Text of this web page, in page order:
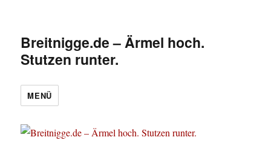
Breitnigge.de – Ärmel hoch.
Stutzen runter.
MENÜ